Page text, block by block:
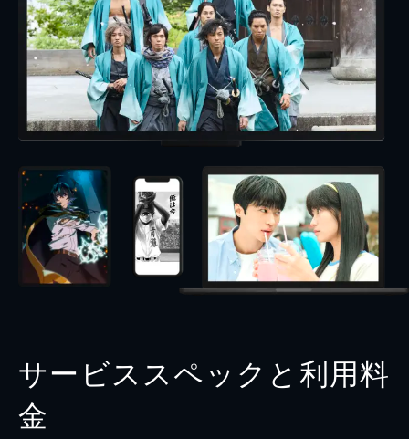
サービススペックと利用料
金